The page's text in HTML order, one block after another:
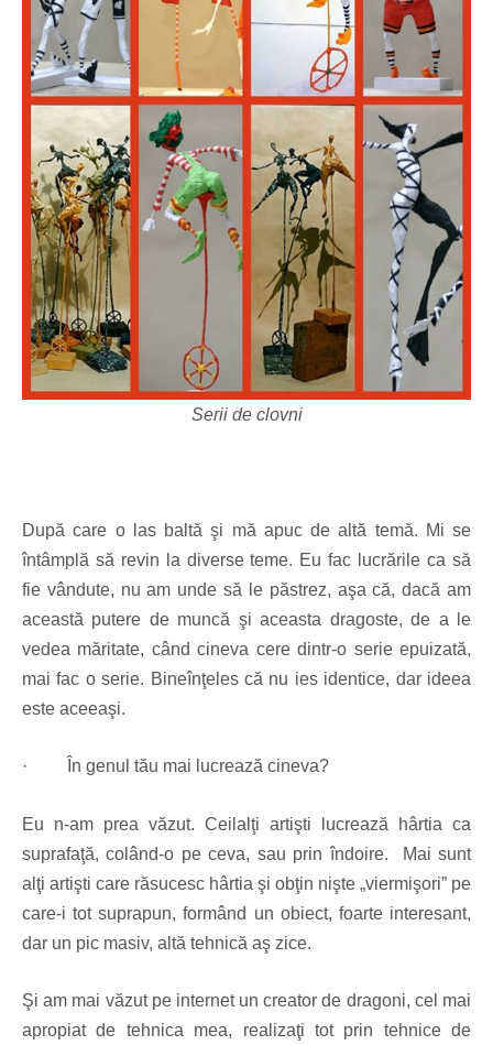
Serii de clovni
După care o las baltă şi mă apuc de altă temă. Mi se
întâmplă să revin la diverse teme. Eu fac lucrările ca să
fie vândute, nu am unde să le păstrez, aşa că, dacă am
această putere de muncă şi aceasta dragoste, de a le
vedea măritate, când cineva cere dintr-o serie epuizată,
mai fac o serie. Bineînţeles că nu ies identice, dar ideea
este aceeaşi.
· În genul tău mai lucrează cineva?
Eu n-am prea văzut. Ceilalţi artişti lucrează hârtia ca
suprafaţă, colând-o pe ceva, sau prin îndoire. Mai sunt
alţi artişti care răsucesc hârtia şi obţin nişte „viermişori” pe
care-i tot suprapun, formând un obiect, foarte interesant,
dar un pic masiv, altă tehnică aş zice.
Şi am mai văzut pe internet un creator de dragoni, cel mai
apropiat de tehnica mea, realizaţi tot prin tehnice de